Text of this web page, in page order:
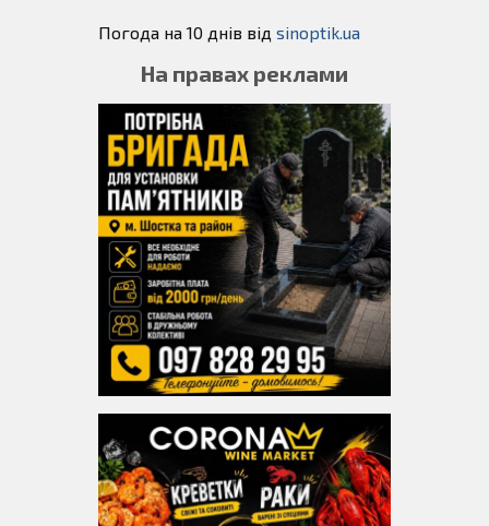
Погода на 10 днів від sinoptik.ua
На правах реклами